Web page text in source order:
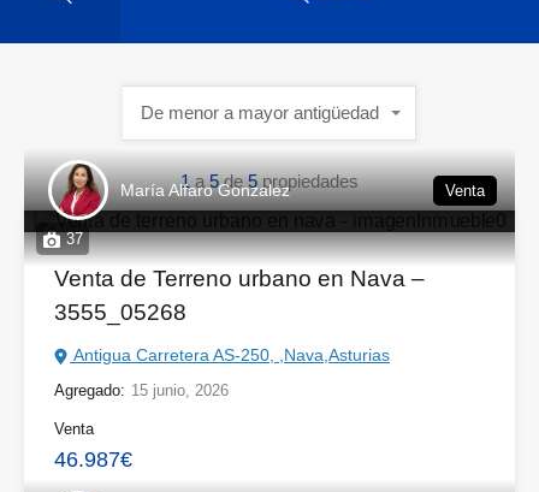
1 a5 de5 propiedades
De menor a mayor antigüedad
37
María Alfaro Gonzalez Venta
Venta de Terreno urbano en Nava –
3555_05268
Antigua Carretera AS-250, ,Nava,Asturias
Agregado: 15 junio, 2026
Venta
46.987€